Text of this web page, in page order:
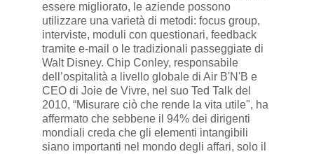
essere migliorato, le aziende possono
utilizzare una varietà di metodi: focus group,
interviste, moduli con questionari, feedback
tramite e-mail o le tradizionali passeggiate di
Walt Disney. Chip Conley, responsabile
dell’ospitalità a livello globale di Air B'N'B e
CEO di Joie de Vivre, nel suo Ted Talk del
2010, “Misurare ciò che rende la vita utile", ha
affermato che sebbene il 94% dei dirigenti
mondiali creda che gli elementi intangibili
siano importanti nel mondo degli affari, solo il